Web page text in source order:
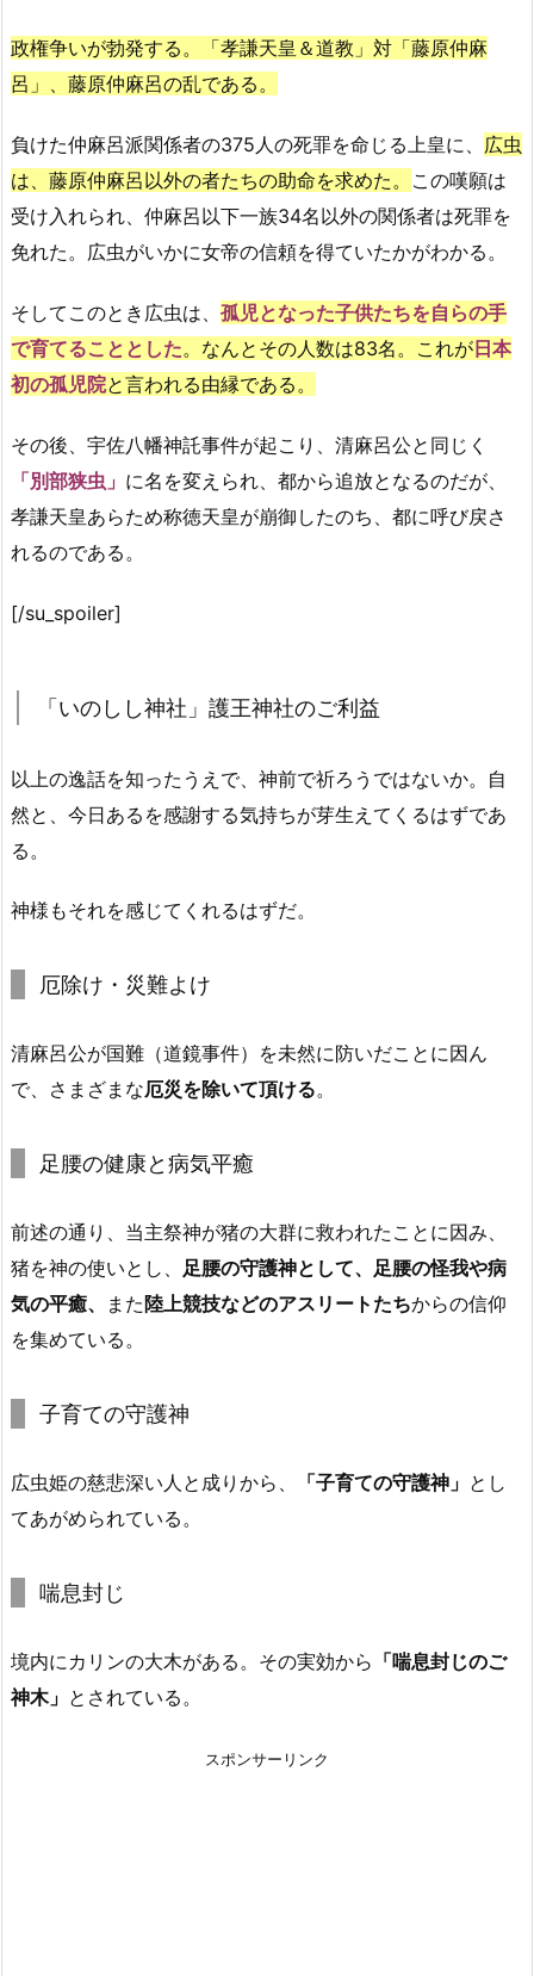
政権争いが勃発する。「孝謙天皇＆道教」対「藤原仲麻
呂」、藤原仲麻呂の乱である。
負けた仲麻呂派関係者の375人の死罪を命じる上皇に、 広虫
は、藤原仲麻呂以外の者たちの助命を求めた。 この嘆願は
受け入れられ、仲麻呂以下一族34名以外の関係者は死罪を
免れた。広虫がいかに女帝の信頼を得ていたかがわかる。
そしてこのとき広虫は、 孤児となった子供たちを自らの手
で育てることとした。なんとその人数は83名。これが日本
初の孤児院と言われる由縁である。
その後、宇佐八幡神託事件が起こり、清麻呂公と同じく
「別部狭虫」 に名を変えられ、都から追放となるのだが、
孝謙天皇あらため称徳天皇が崩御したのち、都に呼び戻さ
れるのである。
[/su_spoiler]
「いのしし神社」護王神社のご利益
以上の逸話を知ったうえで、神前で祈ろうではないか。自
然と、今日あるを感謝する気持ちが芽生えてくるはずであ
る。
神様もそれを感じてくれるはずだ。
厄除け・災難よけ
清麻呂公が国難（道鏡事件）を未然に防いだことに因ん
で、さまざまな厄災を除いて頂ける。
足腰の健康と病気平癒
前述の通り、当主祭神が猪の大群に救われたことに因み、
猪を神の使いとし、 足腰の守護神として、足腰の怪我や病
気の平癒、
また 陸上競技などのアスリートたちからの信仰
を集めている。
子育ての守護神
広虫姫の慈悲深い人と成りから、 「子育ての守護神」 とし
てあがめられている。
喘息封じ
境内にカリンの大木がある。その実効から 「喘息封じのご
神木」 とされている。
スポンサーリンク